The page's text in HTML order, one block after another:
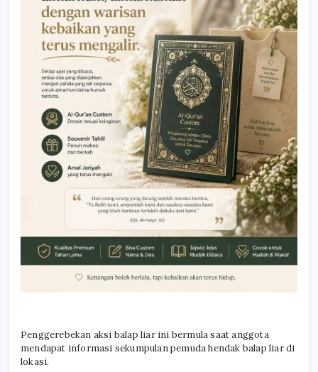
Penggerebekan aksi balap liar ini bermula saat anggota
mendapat informasi sekumpulan pemuda hendak balap liar di
lokasi.